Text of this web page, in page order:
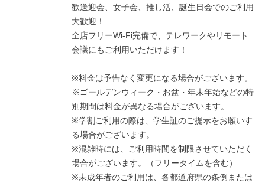
歓送迎会、女子会、推し活、誕生日会でのご利用
大歓迎！
全店フリーWi-Fi完備で、テレワークやリモート
会議にもご利用いただけます！
※料金は予告なく変更になる場合がございます。
※ゴールデンウィーク・お盆・年末年始などの特
別期間は料金が異なる場合がございます。
※学割ご利用の際は、学生証のご提示をお願いす
る場合がございます。
※混雑時には、ご利用時間を制限させていただく
場合がございます。（フリータイムを含む）
※未成年者のご利用は、各都道府県の条例または